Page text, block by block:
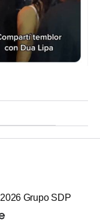
2026 Grupo SDP